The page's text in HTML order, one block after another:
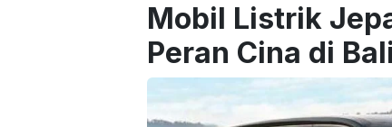
Mobil Listrik
Peran Cina di